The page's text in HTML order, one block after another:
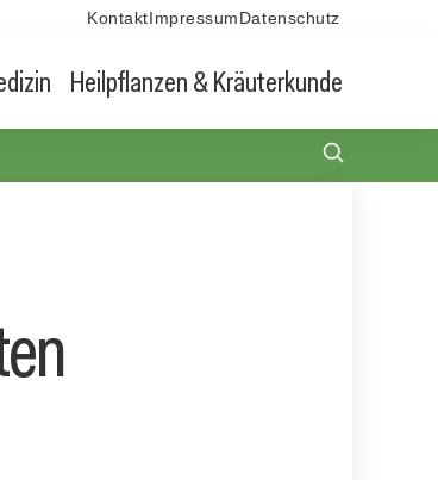
Kontakt Impressum Datenschutz
Heilpflanzen & Kräuterkunde